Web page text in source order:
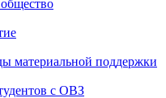
материальной поддержки
с ОВЗ